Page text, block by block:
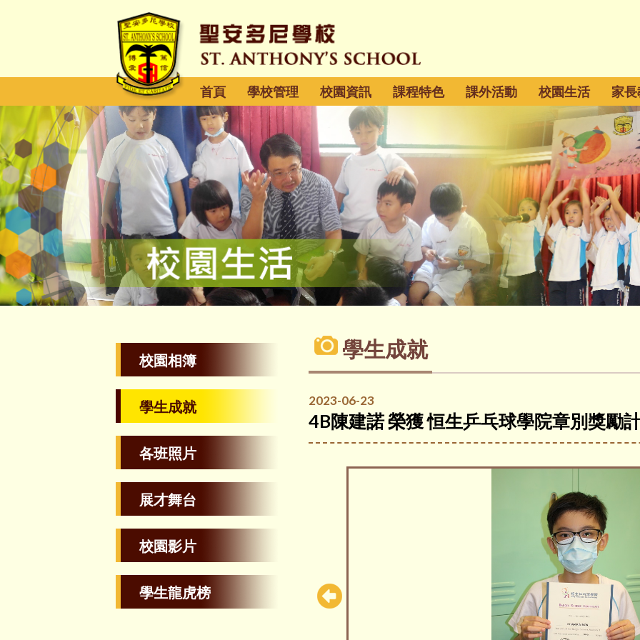
首頁 學校管理 校園資訊 課程特色 課外活動 校園生活 家
校園相簿
學生成就
各班照片
展才舞台
校園影片
學生龍虎榜
學生成就
2023-06-23
4B陳建諾 榮獲 恒生乒乓球學院章別獎勵